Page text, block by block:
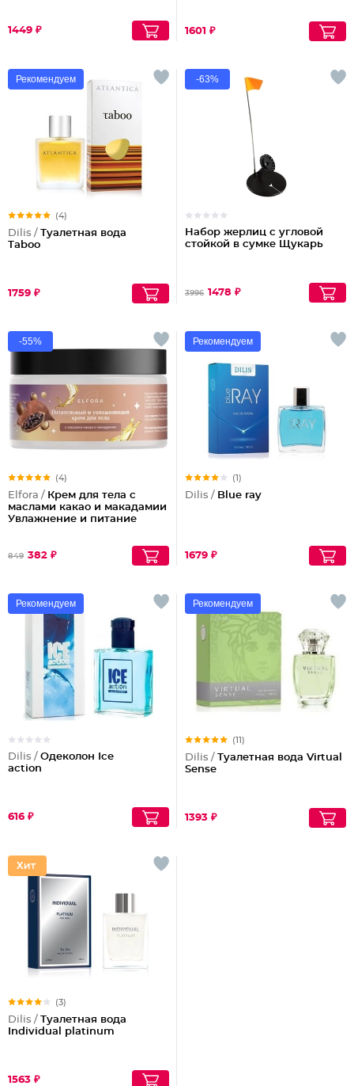
1449 ₽ 1601 ₽
Рекомендуем
(4)
Dilis / Туалетная вода
Taboo
1759 ₽
-63%
Набор жерлиц с угловой
стойкой в сумке Щукарь
3996 1478 ₽
-55%
(4)
Elfora / Крем для тела с
маслами какао и макадамии
Увлажнение и питание
849 382 ₽
Рекомендуем
(1)
Dilis / Blue ray
1679 ₽
Рекомендуем
Dilis / Одеколон Ice
action
616 ₽
Рекомендуем
(11)
Dilis / Туалетная вода Virtual
Sense
1393 ₽
(3)
Dilis / Туалетная вода
Individual platinum
1563 ₽